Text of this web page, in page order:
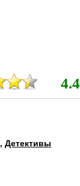
4.4
,Детективы